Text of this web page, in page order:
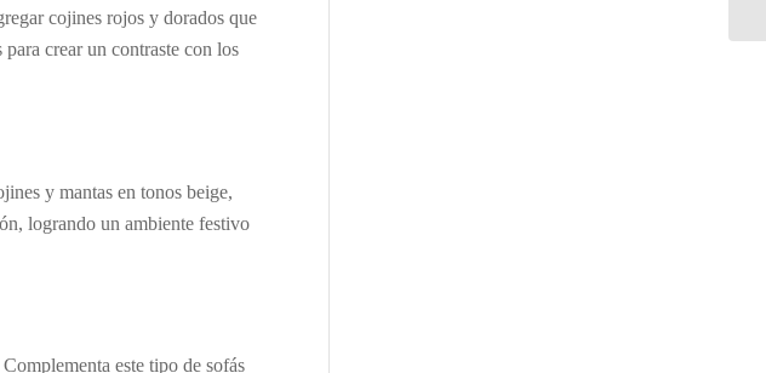
cojines rojos y dorados que
crear un contraste con los
y mantas en tonos beige,
logrando un ambiente festivo
este tipo de sofás